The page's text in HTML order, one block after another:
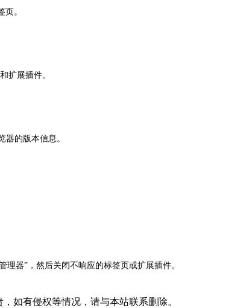
。
扩展插件。
器的版本信息。
器”，然后关闭不响应的标签页或扩展插件。
如有侵权等情况，请与本站联系删除。